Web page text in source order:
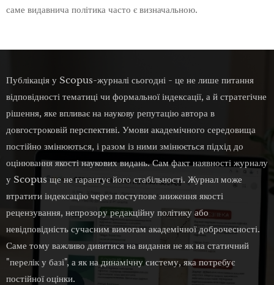
саме видавнича політика часто є визначальною.
Публікація у Scopus-журналі сьогодні - це не лише питання
відповідності тематиці чи формальної індексації, а й стратегічне
рішення, яке впливає на наукову репутацію автора в
довгостроковій перспективі. Умови академічного середовища
постійно змінюються, і разом із ними змінюється підхід до
оцінювання якості наукових видань. Сам факт наявності журналу
у Scopus ще не гарантує його стабільності. Журнал може
втратити індексацію через поступове зниження якості
рецензування, непрозору редакційну політику або
невідповідність сучасним вимогам академічної доброчесності.
Саме тому важливо дивитися на видання не як на статичний
"перелік у базі", а як на динамічну систему, яка потребує
постійної оцінки.